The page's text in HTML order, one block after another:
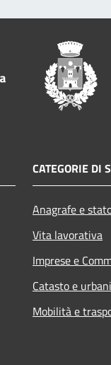
CATEGORIE DI
Anagrafe e
Vita lavorativa
Imprese e
Catasto e
Mobilità e